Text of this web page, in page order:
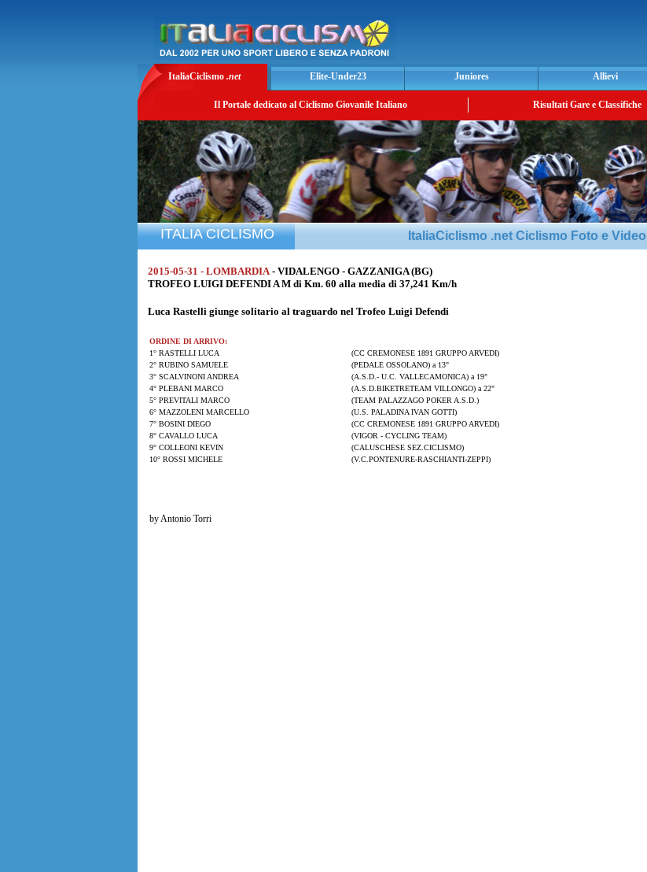
ItaliaCiclismo .net Elite-Under23 Juniores Allievi
Il Portale dedicato al Ciclismo Giovanile Italiano Risultati Gare e Classifiche
ITALIA CICLISMO ItaliaCiclismo .net Ciclismo Foto e Video
2015-05-31 - LOMBARDIA - VIDALENGO - GAZZANIGA (BG)
TROFEO LUIGI DEFENDI A M di Km. 60 alla media di 37,241 Km/h
Luca Rastelli giunge solitario al traguardo nel Trofeo Luigi Defendi
ORDINE DI ARRIVO:
1° RASTELLI LUCA
(CC CREMONESE 1891 GRUPPO ARVEDI)
2° RUBINO SAMUELE
(PEDALE OSSOLANO) a 13"
3° SCALVINONI ANDREA
(A.S.D.- U.C. VALLECAMONICA) a 19"
4° PLEBANI MARCO
(A.S.D.BIKETRETEAM VILLONGO) a 22"
5° PREVITALI MARCO
(TEAM PALAZZAGO POKER A.S.D.)
6° MAZZOLENI MARCELLO
(U.S. PALADINA IVAN GOTTI)
7° BOSINI DIEGO
(CC CREMONESE 1891 GRUPPO ARVEDI)
8° CAVALLO LUCA
(VIGOR - CYCLING TEAM)
9° COLLEONI KEVIN
(CALUSCHESE SEZ.CICLISMO)
10° ROSSI MICHELE
(V.C.PONTENURE-RASCHIANTI-ZEPPI)
by Antonio Torri